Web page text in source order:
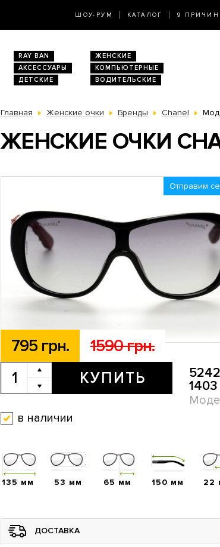
ШОУ-РУМ КАТАЛОГ 9 ПРИЧИН
RAY BAN
ЖЕНСКИЕ
АКСЕССУАРЫ
КОМПЬЮТЕРНЫЕ
ДЕТСКИЕ ВОДИТЕЛЬСКИЕ
Главная Женские очки Бренды Chanel
ЖЕНСКИЕ ОЧКИ
Отправим
795 грн. 1590 грн.
КУПИТЬ
1403
в наличии
135 мм
53 мм 65 мм 150 мм 22
ДОСТАВКА